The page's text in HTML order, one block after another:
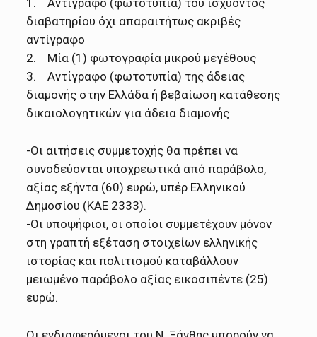
διαβατηρίου όχι απαραιτήτως ακριβές
αντίγραφο
2. Μία (1) φωτογραφία μικρού μεγέθους
3. Αντίγραφο (φωτοτυπία) της άδειας
διαμονής στην Ελλάδα ή βεβαίωση κατάθεσης
δικαιολογητικών για άδεια διαμονής
-Οι αιτήσεις συμμετοχής θα πρέπει να
συνοδεύονται υποχρεωτικά από παράβολο,
αξίας εξήντα (60) ευρώ, υπέρ Ελληνικού
Δημοσίου (ΚΑΕ 2333).
-Οι υποψήφιοι, οι οποίοι συμμετέχουν μόνον
στη γραπτή εξέταση στοιχείων ελληνικής
ιστορίας και πολιτισμού καταβάλλουν
μειωμένο παράβολο αξίας εικοσιπέντε (25)
ευρώ.